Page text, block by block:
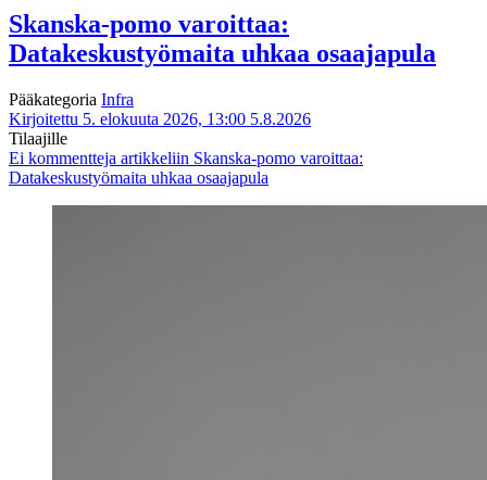
Skanska-pomo varoittaa:
Datakeskustyömaita uhkaa osaajapula
Pääkategoria Infra
Kirjoitettu 5. elokuuta 2026, 13:00 5.8.2026
Tilaajille
Ei kommentteja artikkeliin Skanska-pomo varoittaa:
Datakeskustyömaita uhkaa osaajapula